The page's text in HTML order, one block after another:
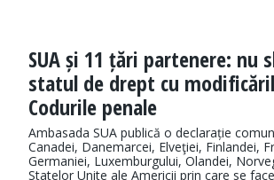
SUA și 11 țări partenere: nu
statul de drept cu
Codurile penale
Ambasada SUA publică o declarație
Canadei, Danemarcei, Elveţiei, Finlandei,
Germaniei, Luxemburgului, Olandei,
Statelor Unite ale Americii prin care se